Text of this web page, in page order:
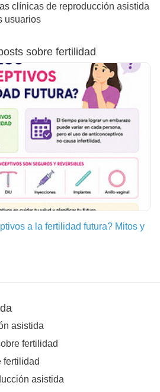
clínicas de reproducción asistida
usuarios
sobre fertilidad
a la fertilidad futura? Mitos y
asistida
fertilidad
fertilidad
asistida